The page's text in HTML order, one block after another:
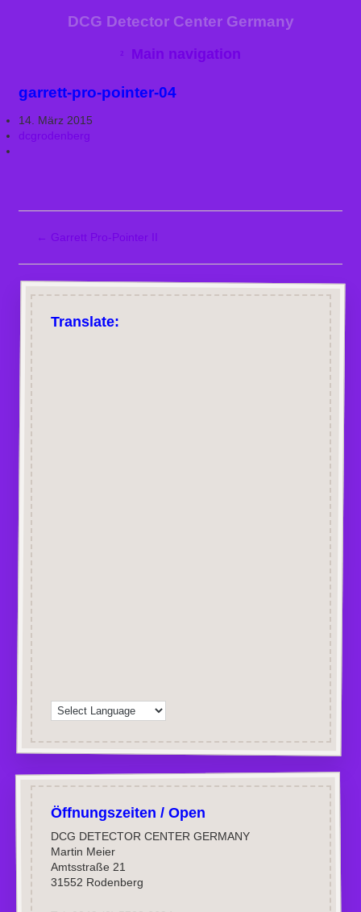
DCG Detector Center Germany
Main navigation
garrett-pro-pointer-04
14. März 2015
dcgrodenberg
← Garrett Pro-Pointer II
Translate:
Öffnungszeiten / Open
DCG DETECTOR CENTER GERMANY
Martin Meier
Amtsstraße 21
31552 Rodenberg